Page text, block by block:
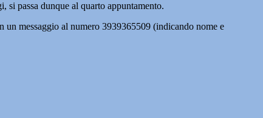
passa dunque al quarto appuntamento.
messaggio al numero 3939365509 (indicando nome e